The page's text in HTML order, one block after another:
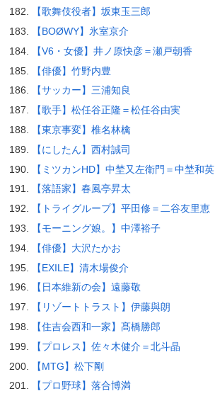
【歌舞伎役者】坂東玉三郎
【BOØWY】氷室京介
【V6・女優】井ノ原快彦＝瀬戸朝香
【俳優】竹野内豊
【サッカー】三浦知良
【歌手】松任谷正隆＝松任谷由実
【東京事変】椎名林檎
【にしたん】西村誠司
【ミツカンHD】中埜又左衛門＝中埜和英
【落語家】春風亭昇太
【トライグループ】平田修＝二谷友里恵
【モーニング娘。】中澤裕子
【俳優】大沢たかお
【EXILE】清木場俊介
【日本維新の会】遠藤敬
【リゾートトラスト】伊藤與朗
【住吉会西和一家】髙橋勝郎
【プロレス】佐々木健介＝北斗晶
【MTG】松下剛
【プロ野球】落合博満